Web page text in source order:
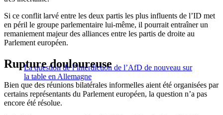
Si ce conflit larvé entre les deux partis les plus influents de l’ID met
en péril le groupe parlementaire lui-même, il pourrait entraîner un
remaniement majeur des alliances entre les partis de droite au
Parlement européen.
La question de l’interdiction de l’AfD de nouveau sur
la table en Allemagne
Rupture douloureuse
Bien que des réunions bilatérales informelles aient été organisées par
certains représentants du Parlement européen, la question n’a pas
encore été résolue.